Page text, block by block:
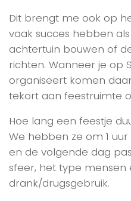
Dit brengt me ook op
vaak succes hebben
achtertuin bouwen of
richten. Wanneer je op
organiseert komen
tekort aan feestruimte
Hoe lang een feestje
We hebben ze om 1
en de volgende dag
sfeer, het type mensen
drank/drugsgebruik.